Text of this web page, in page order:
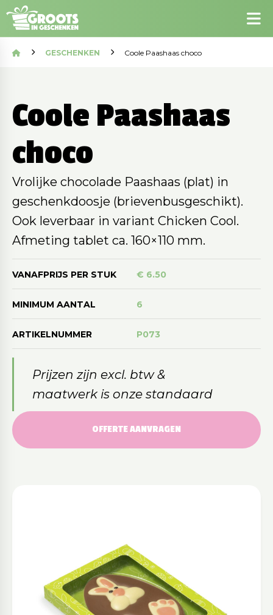
GESCHENKEN Coole Paashaas choco
Coole Paashaas
choco
Vrolijke chocolade Paashaas (plat) in
geschenkdoosje (brievenbusgeschikt).
Ook leverbaar in variant Chicken Cool.
Afmeting tablet ca. 160×110 mm.
VANAFPRIJS PER STUK € 6.50
MINIMUM AANTAL 6
ARTIKELNUMMER P073
Prijzen zijn excl. btw &
maatwerk is onze standaard
OFFERTE AANVRAGEN